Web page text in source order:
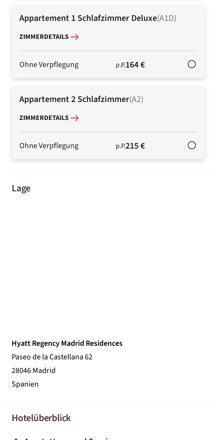
Appartement 1 Schlafzimmer Deluxe(A1D)
ZIMMERDETAILS
Ohne Verpflegung p.P.164 €
Appartement 2 Schlafzimmer(A2)
ZIMMERDETAILS
Ohne Verpflegung p.P.215 €
Lage
Hyatt Regency Madrid Residences
Paseo de la Castellana 62
28046 Madrid
Spanien
Hotelüberblick